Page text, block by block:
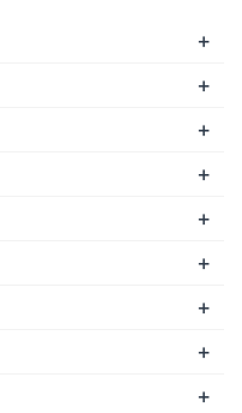
+
+
+
+
+
+
+
+
+